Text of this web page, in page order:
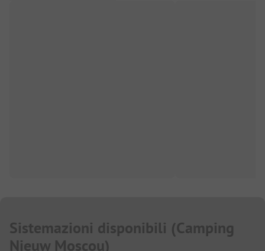
Sistemazioni disponibili (Camping
Nieuw Moscou)